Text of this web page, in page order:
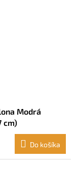
Modrá
cm)
Do košíka